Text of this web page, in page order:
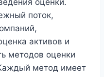
оценки.
поток,
активов и
методов оценки
метод имеет